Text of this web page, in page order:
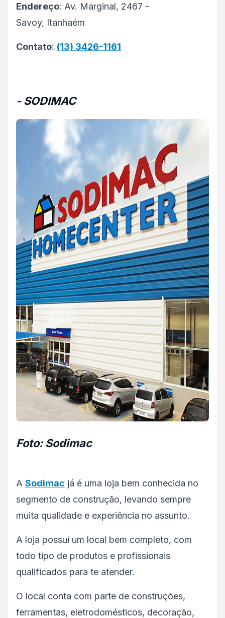
Endereço: Av. Marginal, 2467 -
Savoy, Itanhaém
Contato: (13) 3426-1161
- SODIMAC
Foto: Sodimac
A Sodimac já é uma loja bem conhecida no
segmento de construção, levando sempre
muita qualidade e experiência no assunto.
A loja possui um local bem completo, com
todo tipo de produtos e profissionais
qualificados para te atender.
O local conta com parte de construções,
ferramentas, eletrodomésticos, decoração,